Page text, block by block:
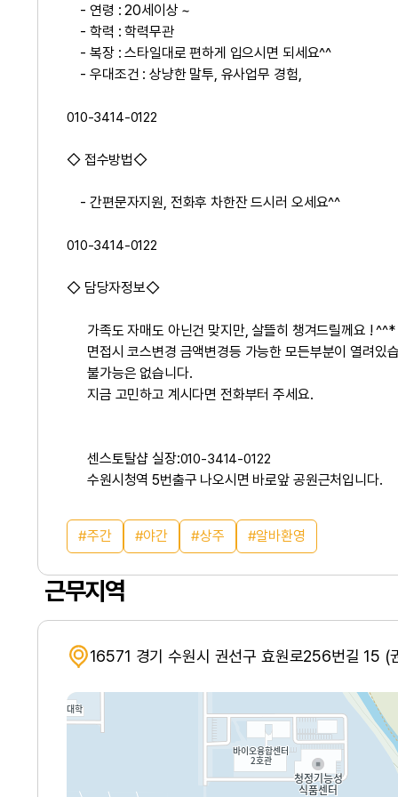
- 연령 : 20세이상 ~
- 학력 : 학력무관
- 복장 : 스타일대로 편하게 입으시면 되세요^^
- 우대조건 : 상냥한 말투, 유사업무 경험,
010-3414-0122
◇ 접수방법◇
- 간편문자지원, 전화후 차한잔 드시러 오세요^^
010-3414-0122
◇ 담당자정보◇
가족도 자매도 아닌건 맞지만, 살뜰히 챙겨드릴께요 ! ^^*
면접시 코스변경 금액변경등 가능한 모든부분이 열려있
불가능은 없습니다.
지금 고민하고 계시다면 전화부터 주세요.
센스토탈샵 실장:010-3414-0122
수원시청역 5번출구 나오시면 바로앞 공원근처입니다.
주간 야간 상주 알바환영
근무지역
16571 경기 수원시 권선구 효원로256번길 15 (